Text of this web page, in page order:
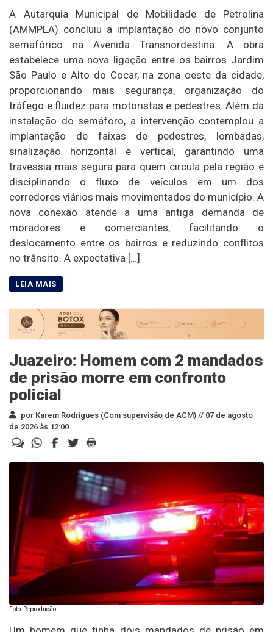
A Autarquia Municipal de Mobilidade de Petrolina
(AMMPLA) concluiu a implantação do novo conjunto
semafórico na Avenida Transnordestina. A obra
estabelece uma nova ligação entre os bairros Jardim
São Paulo e Alto do Cocar, na zona oeste da cidade,
proporcionando mais segurança, organização do
tráfego e fluidez para motoristas e pedestres. Além da
instalação do semáforo, a intervenção contemplou a
implantação de faixas de pedestres, lombadas,
sinalização horizontal e vertical, garantindo uma
travessia mais segura para quem circula pela região e
disciplinando o fluxo de veículos em um dos
corredores viários mais movimentados do município. A
nova conexão atende a uma antiga demanda de
moradores e comerciantes, facilitando o
deslocamento entre os bairros e reduzindo conflitos
no trânsito. A expectativa […]
Juazeiro: Homem com 2 mandados
de prisão morre em confronto
policial
por Karem Rodrigues (Com supervisão de ACM) // 07 de agosto
de 2026 às 12:00
Foto: Reprodução